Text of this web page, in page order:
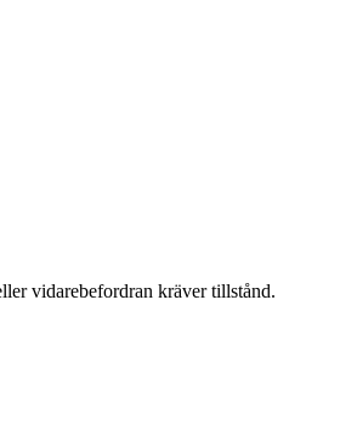
vidarebefordran kräver tillstånd.